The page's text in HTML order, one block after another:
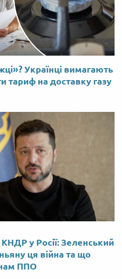
Українці вимагають
тариф на доставку газу
у Росії: Зеленський
ця війна та що
ППО